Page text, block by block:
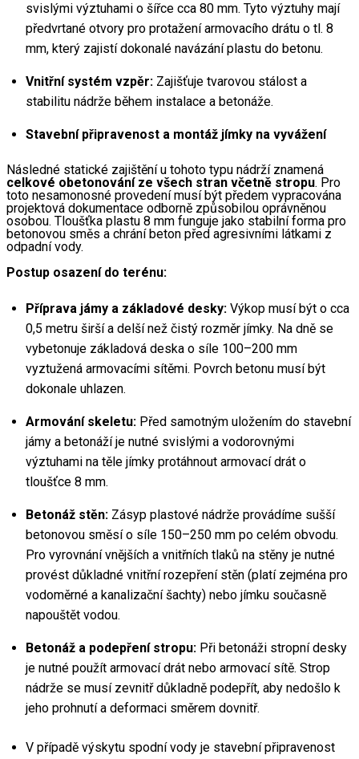
svislými výztuhami o šířce cca 80 mm. Tyto výztuhy mají
předvrtané otvory pro protažení armovacího drátu o tl. 8
mm, který zajistí dokonalé navázání plastu do betonu.
Vnitřní systém vzpěr: Zajišťuje tvarovou stálost a
stabilitu nádrže během instalace a betonáže.
Stavební připravenost a montáž jímky na vyvážení
celkové obetonování ze všech stran včetně stropu. Pro
toto nesamonosné provedení musí být předem vypracována
projektová dokumentace odborně způsobilou oprávněnou
osobou. Tloušťka plastu 8 mm funguje jako stabilní forma pro
betonovou směs a chrání beton před agresivními látkami z
odpadní vody.
Postup osazení do terénu:
Příprava jámy a základové desky: Výkop musí být o cca
0,5 metru širší a delší než čistý rozměr jímky. Na dně se
vybetonuje základová deska o síle 100–200 mm
vyztužená armovacími sítěmi. Povrch betonu musí být
dokonale uhlazen.
Armování skeletu: Před samotným uložením do stavební
jámy a betonáží je nutné svislými a vodorovnými
výztuhami na těle jímky protáhnout armovací drát o
tloušťce 8 mm.
Betonáž stěn: Zásyp plastové nádrže provádíme sušší
betonovou směsí o síle 150–250 mm po celém obvodu.
Pro vyrovnání vnějších a vnitřních tlaků na stěny je nutné
provést důkladné vnitřní rozepření stěn (platí zejména pro
vodoměrné a kanalizační šachty) nebo jímku současně
napouštět vodou.
Betonáž a podepření stropu: Při betonáži stropní desky
je nutné použít armovací drát nebo armovací sítě. Strop
nádrže se musí zevnitř důkladně podepřít, aby nedošlo k
jeho prohnutí a deformaci směrem dovnitř.
V případě výskytu spodní vody je stavební připravenost